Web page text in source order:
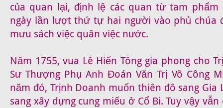
của quan lại, định lệ các quan từ tam
ngày lần lượt thứ tự hai người vào phủ chúa
mưu sách việc quân việc nước.
Nǎm 1755, vua Lê Hiển Tông gia phong cho
Sư Thượng Phụ Anh Đoán Vǎn Trị Võ Công
năm đó, Trịnh Doanh muốn thiên đô sang Gia
sang xây dựng cung miếu ở Cổ Bi. Tuy vậy